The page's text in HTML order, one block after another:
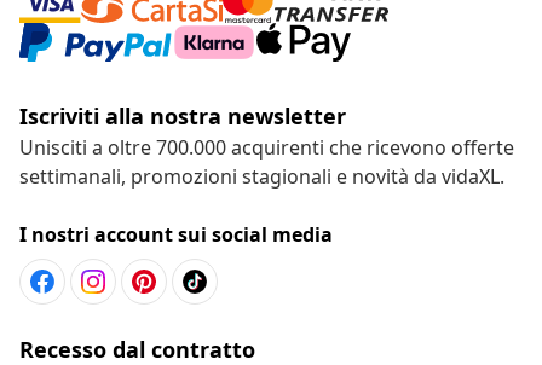
Iscriviti alla nostra newsletter
Unisciti a oltre 700.000 acquirenti che ricevono offerte
settimanali, promozioni stagionali e novità da vidaXL.
I nostri account sui social media
Recesso dal contratto